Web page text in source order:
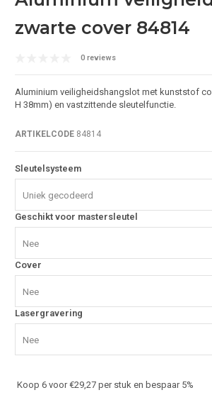
zwarte cover 84814
0 reviews
Aluminium veiligheidshangslot met kunststof
H 38mm) en vastzittende sleutelfunctie.
ARTIKELCODE84814
Sleutelsysteem
Uniek gecodeerd
Geschikt voor mastersleutel
Nee
Cover
Nee
Lasergravering
Nee
Koop 6 voor €29,27 per stuk en bespaar 5%